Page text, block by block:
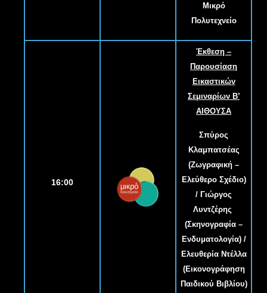
Μικρό
Πολυτεχνείο
16:00
Έκθεση –
Παρουσίαση
Εικαστικών
Σεμιναρίων Β’
ΑΙΘΟΥΣΑ
Σπύρος
Κλαμπατσέας
(Ζωγραφική –
Ελεύθερο Σχέδιο)
/ Γιώργος
Λυντζέρης
(Σκηνογραφία –
Ενδυματολογία) /
Ελευθερία Ντέλλα
(Εικονογράφηση
Παιδικού Βιβλίου)